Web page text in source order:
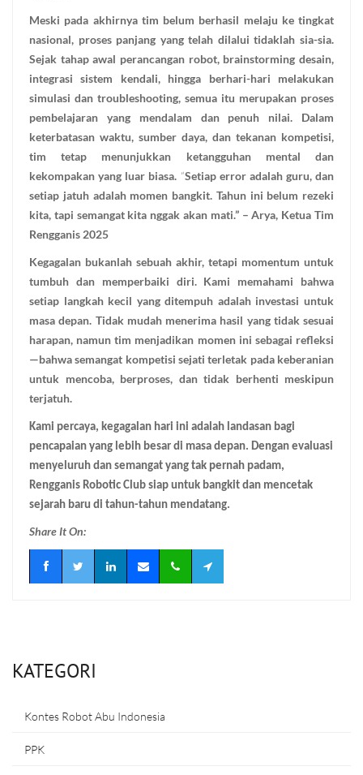
Meski pada akhirnya tim belum berhasil melaju ke tingkat
nasional, proses panjang yang telah dilalui tidaklah sia-sia.
Sejak tahap awal perancangan robot, brainstorming desain,
integrasi sistem kendali, hingga berhari-hari melakukan
simulasi dan troubleshooting, semua itu merupakan proses
pembelajaran yang mendalam dan penuh nilai. Dalam
keterbatasan waktu, sumber daya, dan tekanan kompetisi,
tim tetap menunjukkan ketangguhan mental dan
kekompakan yang luar biasa. “Setiap error adalah guru, dan
setiap jatuh adalah momen bangkit. Tahun ini belum rezeki
kita, tapi semangat kita nggak akan mati.” – Arya, Ketua Tim
Rengganis 2025
Kegagalan bukanlah sebuah akhir, tetapi momentum untuk
tumbuh dan memperbaiki diri. Kami memahami bahwa
setiap langkah kecil yang ditempuh adalah investasi untuk
masa depan. Tidak mudah menerima hasil yang tidak sesuai
harapan, namun tim menjadikan momen ini sebagai refleksi
—bahwa semangat kompetisi sejati terletak pada keberanian
untuk mencoba, berproses, dan tidak berhenti meskipun
terjatuh.
Kami percaya, kegagalan hari ini adalah landasan bagi
pencapaian yang lebih besar di masa depan. Dengan evaluasi
menyeluruh dan semangat yang tak pernah padam,
Rengganis Robotic Club siap untuk bangkit dan mencetak
sejarah baru di tahun-tahun mendatang.
Share It On:
KATEGORI
Kontes Robot Abu Indonesia
PPK